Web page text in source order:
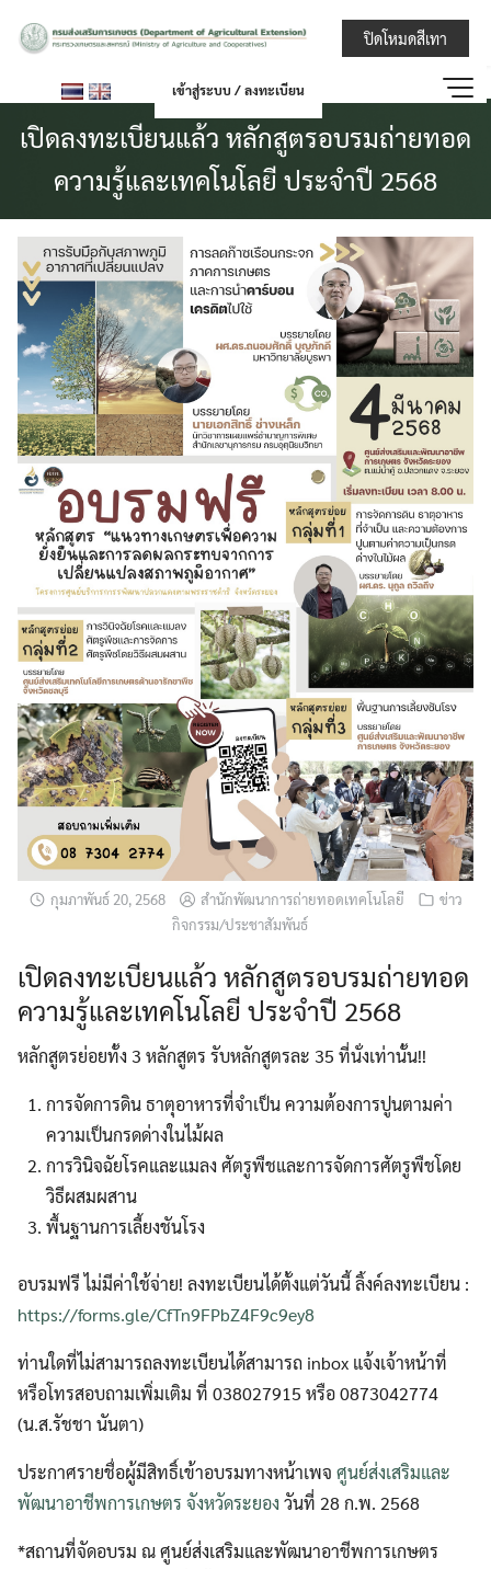
กรมส่งเสริมกา
เข้าสู่ระบบ / ลงทะเบียน
เปิดลงทะเบียนแล้ว หลักสูตรอบรมถ่ายทอด
ความรู้และเทคโนโลยี ประจำปี 2568
กุมภาพันธ์ 20, 2568 สำนักพัฒนาการถ่ายทอดเทคโนโลยี
ข่าว
กิจกรรม/ประชาสัมพันธ์
เปิดลงทะเบียนแล้ว หลักสูตรอบรมถ่ายทอด
ความรู้และเทคโนโลยี ประจำปี 2568
หลักสูตรย่อยทั้ง 3 หลักสูตร รับหลักสูตรละ 35 ที่นั่งเท่านั้น!!
การจัดการดิน ธาตุอาหารที่จำเป็น ความต้องการปูนตามค่า
ความเป็นกรดด่างในไม้ผล
การวินิจฉัยโรคและแมลง ศัตรูพืชและการจัดการศัตรูพืชโดย
วิธีผสมผสาน
พื้นฐานการเลี้ยงชันโรง
อบรมฟรี ไม่มีค่าใช้จ่าย! ลงทะเบียนได้ตั้งแต่วันนี้ ลิ้งค์ลงทะเบียน :
https://forms.gle/CfTn9FPbZ4F9c9ey8
ท่านใดที่ไม่สามารถลงทะเบียนได้สามารถ inbox แจ้งเจ้าหน้าที่
หรือโทรสอบถามเพิ่มเติม ที่ 038027915 หรือ 0873042774
(น.ส.รัชชา นันตา)
ประกาศรายชื่อผู้มีสิทธิ์เข้าอบรมทางหน้าเพจ ศูนย์ส่งเสริมและ
พัฒนาอาชีพการเกษตร จังหวัดระยอง วันที่ 28 ก.พ. 2568
*สถานที่จัดอบรม ณ ศูนย์ส่งเสริมและพัฒนาอาชีพการเกษตร
ปิดโหมดสีเทา